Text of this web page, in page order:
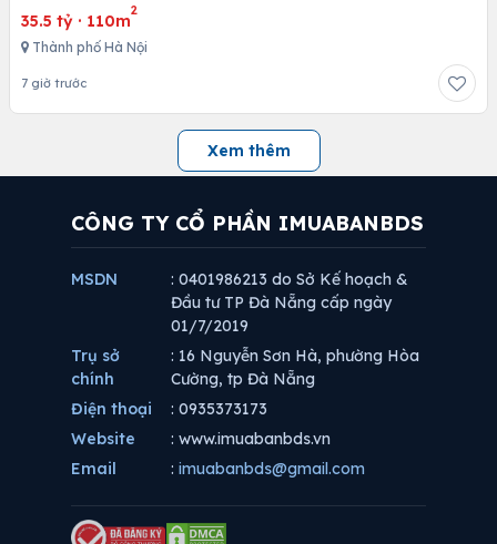
35.5 tỷ · 110m
2
Thành phố Hà Nội
7 giờ trước
Xem thêm
CÔNG TY CỔ PHẦN IMUABANBDS
MSDN
: 0401986213 do Sở Kế hoạch &
Đầu tư TP Đà Nẵng cấp ngày
01/7/2019
Trụ sở
chính
: 16 Nguyễn Sơn Hà, phường Hòa
Cường, tp Đà Nẵng
Điện thoại
: 0935373173
Website
: www.imuabanbds.vn
Email
: imuabanbds@gmail.com